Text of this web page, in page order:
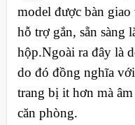
model được bàn
hỗ trợ gắn, sẵn sàng
hộp.Ngoài ra đây là
do đó đồng nghĩa
trang bị it hơn mà
căn phòng.